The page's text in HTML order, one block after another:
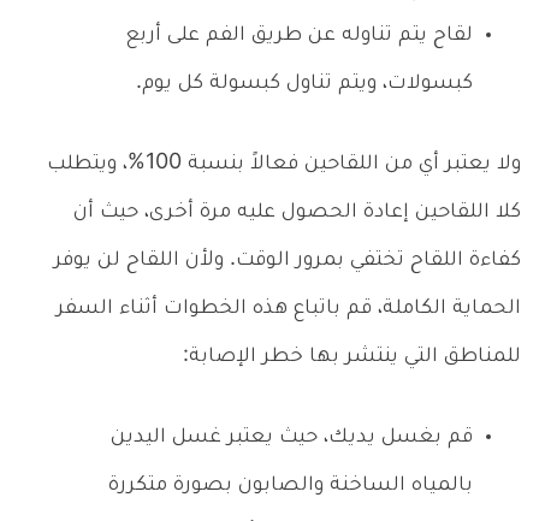
لقاح يتم تناوله عن طريق الفم على أربع
كبسولات، ويتم تناول كبسولة كل يوم.
ولا يعتبر أي من اللقاحين فعالاً بنسبة 100%، ويتطلب
كلا اللقاحين إعادة الحصول عليه مرة أخرى، حيث أن
كفاءة اللقاح تختفي بمرور الوقت. ولأن اللقاح لن يوفر
الحماية الكاملة، قم باتباع هذه الخطوات أثناء السفر
للمناطق التي ينتشر بها خطر الإصابة:
قم بغسل يديك، حيث يعتبر غسل اليدين
بالمياه الساخنة والصابون بصورة متكررة